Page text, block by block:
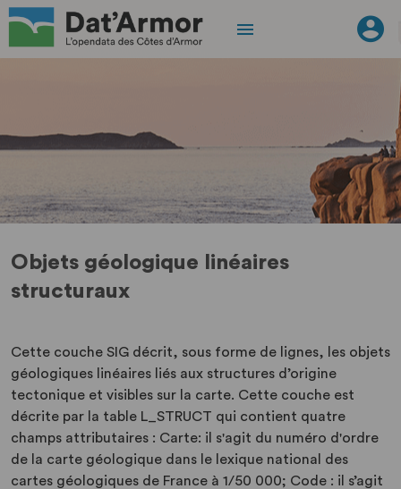
Objets géologique linéaires
structuraux
Cette couche SIG décrit, sous forme de lignes, les objets
géologiques linéaires liés aux structures d’origine
tectonique et visibles sur la carte. Cette couche est
décrite par la table L_STRUCT qui contient quatre
champs attributaires : Carte: il s'agit du numéro d'ordre
de la carte géologique dans le lexique national des
cartes géologiques de France à 1/50 000; Code : il s’agit